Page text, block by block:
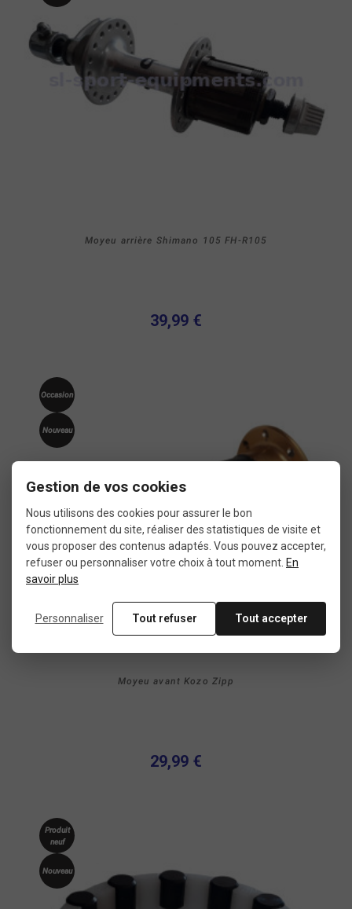
Moyeu arrière Shimano 105 FH-R105
39,99 €
Occasion
Nouveau
Moyeu avant Kozo Zipp
29,99 €
Produit
neuf
Nouveau
Gestion de vos cookies
Nous utilisons des cookies pour assurer le bon
fonctionnement du site, réaliser des statistiques de visite et
vous proposer des contenus adaptés. Vous pouvez accepter,
refuser ou personnaliser votre choix à tout moment. En
savoir plus
Personnaliser Tout refuser Tout accepter